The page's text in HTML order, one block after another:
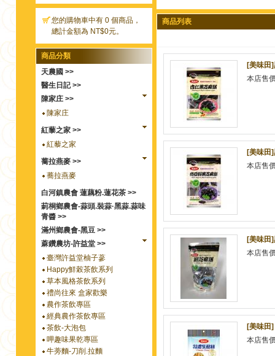
您的購物車中有 0 個商品，
總計金額為 NT$0元。
商品分類
天農國 >>
醫生日記 >>
陳家庄 >>
陳家庄
紅藜之家 >>
紅藜之家
蕎拉燕麥 >>
蕎拉燕麥
白河鎮農會 蓮藕粉.蓮花茶 >>
莿桐鄉農會-蒜頭.裝蒜·黑蒜.蒜味
青醬 >>
滿州鄉農會-黑豆 >>
蔴鑽農坊-許益堂 >>
臺灣許益堂柚子蔘
Happy鮮榖茶飲系列
草本風格茶飲系列
禮尚往來 盒家歡樂
農作茶飲專區
經典農作茶飲專區
茶飲-大泡包
呷趣味果乾專區
牛蒡麵-刀削.拉麵
商品列表
[美味田
本店售
[美味田
本店售
[美味田
本店售
[美味田
本店售